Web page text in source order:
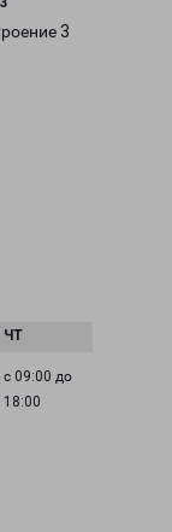
3
с 09:00 до
18:00